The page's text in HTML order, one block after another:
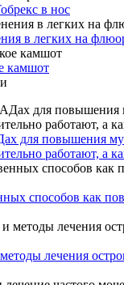
в нос
в легких на
камшот
для повышения
работают, а
способов как
лечения